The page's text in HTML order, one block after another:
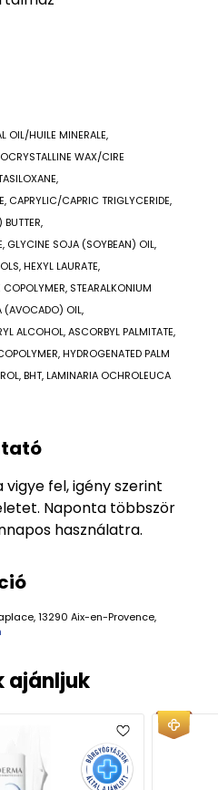
OIL/HUILE MINERALE,
WAX/CIRE
CAPRYLIC/CAPRIC TRIGLYCERIDE,
GLYCINE SOJA (SOYBEAN) OIL,
HEXYL LAURATE,
COPOLYMER, STEARALKONIUM
(AVOCADO) OIL,
ALCOHOL, ASCORBYL PALMITATE,
HYDROGENATED PALM
BHT, LAMINARIA OCHROLEUCA
fel, igény szerint
Naponta többször
használatra.
13290 Aix-en-Provence,
ajánljuk